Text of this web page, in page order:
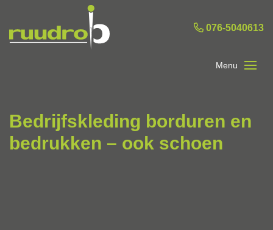
076-5040613
Bedrijfskleding borduren en
bedrukken – ook schoen